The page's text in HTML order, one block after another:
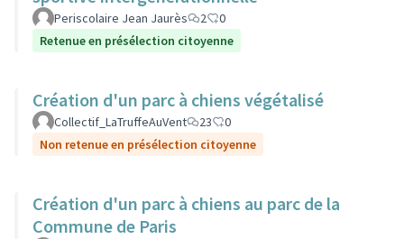
Periscolaire Jean Jaurès 2
0
Retenue en présélection citoyenne
Création d'un parc à chiens végétalisé
Collectif_LaTruffeAuVent 23
0
Non retenue en présélection citoyenne
Création d'un parc à chiens au parc de la
Commune de Paris